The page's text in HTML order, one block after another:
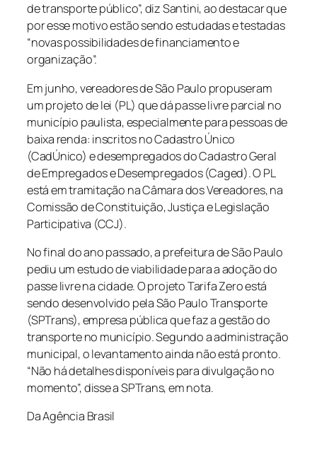
de transporte público”, diz Santini, ao destacar que
por esse motivo estão sendo estudadas e testadas
“novas possibilidades de financiamento e
organização”.
Em junho, vereadores de São Paulo propuseram
um projeto de lei (PL) que dá passe livre parcial no
município paulista, especialmente para pessoas de
baixa renda: inscritos no Cadastro Único
(CadÚnico) e desempregados do Cadastro Geral
de Empregados e Desempregados (Caged). O PL
está em tramitação na Câmara dos Vereadores, na
Comissão de Constituição, Justiça e Legislação
Participativa (CCJ).
No final do ano passado, a prefeitura de São Paulo
pediu um estudo de viabilidade para a adoção do
passe livre na cidade. O projeto Tarifa Zero está
sendo desenvolvido pela São Paulo Transporte
(SPTrans), empresa pública que faz a gestão do
transporte no município. Segundo a administração
municipal, o levantamento ainda não está pronto.
“Não há detalhes disponíveis para divulgação no
momento”, disse a SPTrans, em nota.
Da Agência Brasil